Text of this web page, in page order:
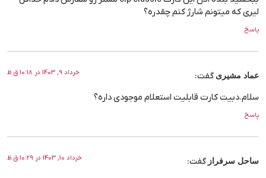
لیری که میتونم شارژ کنم چقدره؟
پاسخ
عماد مشیری گفت: خرداد 9, 1403 در 10:18 ق.ظ
سلام.دبیت کارت قابليت استعلام موجودي داره؟
پاسخ
ساحل سرفراز گفت: خرداد 10, 1403 در 10:29 ق.ظ